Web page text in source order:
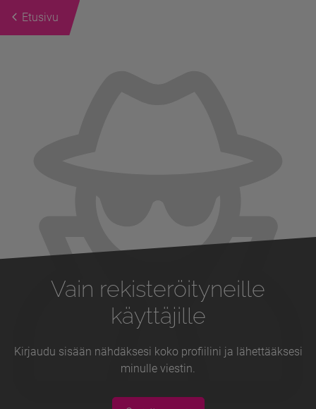
Etusivu
Vain rekisteröityneille
käyttäjille
Kirjaudu sisään nähdäksesi koko profiilini ja lähettääksesi
minulle viestin.